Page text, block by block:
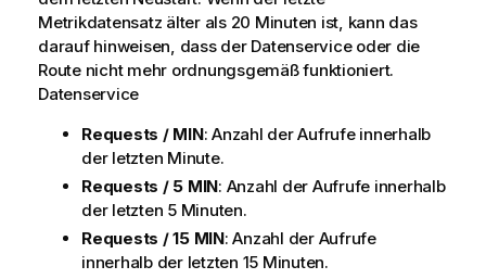
Metrikdatensatz älter als 20 Minuten ist, kann das
darauf hinweisen, dass der Datenservice oder die
Route nicht mehr ordnungsgemäß funktioniert.
Datenservice
Requests / MIN: Anzahl der Aufrufe innerhalb
der letzten Minute.
Requests / 5 MIN: Anzahl der Aufrufe innerhalb
der letzten 5 Minuten.
Requests / 15 MIN: Anzahl der Aufrufe
innerhalb der letzten 15 Minuten.